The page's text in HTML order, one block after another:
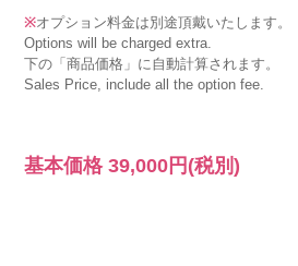
※オプション料金は別途頂戴いたします。
Options will be charged extra.
下の「商品価格」に自動計算されます。
Sales Price, include all the option fee.
基本価格39,000円 (税別)